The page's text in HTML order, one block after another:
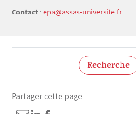
Contact : epa@assas-universite.fr
Recherche
Partager cette page